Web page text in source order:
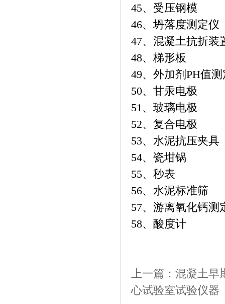
45、受压钢模
46、坍落度测定仪
47、混凝土抗折装
48、梯形板
49、外加剂PH值
50、甘汞电极
51、玻璃电极
52、复合电极
53、水泥抗压夹具
54、瓷坩锅
55、秒表
56、水泥标准筛
57、游离氧化钙测
58、酸度计
上一篇： 混凝土早
心试验室试验仪器